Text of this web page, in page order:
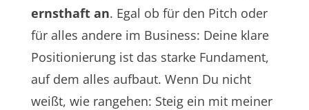
ernsthaft an. Egal ob für den Pitch oder
für alles andere im Business: Deine klare
Positionierung ist das starke Fundament,
auf dem alles aufbaut. Wenn Du nicht
weißt, wie rangehen: Steig ein mit meiner